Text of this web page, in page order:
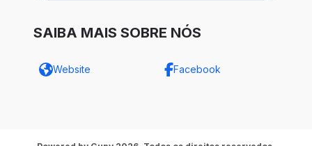
SAIBA MAIS SOBRE NÓS
Website Facebook